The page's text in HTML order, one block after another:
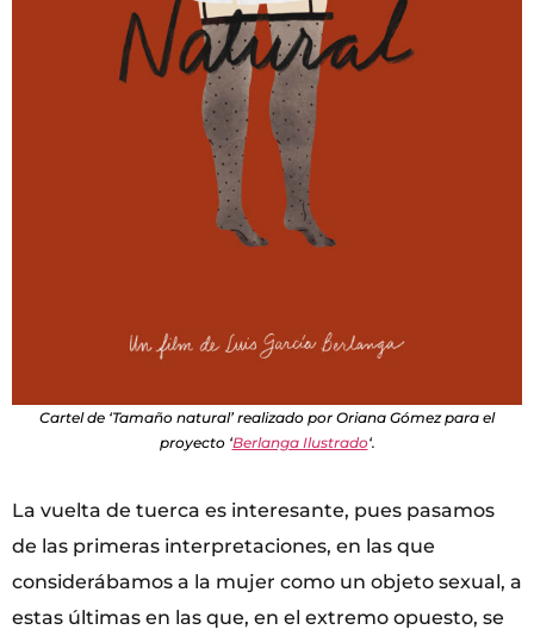
Cartel de ‘Tamaño natural’ realizado por Oriana Gómez para el
proyecto ‘Berlanga Ilustrado‘.
La vuelta de tuerca es interesante, pues pasamos
de las primeras interpretaciones, en las que
considerábamos a la mujer como un objeto sexual, a
estas últimas en las que, en el extremo opuesto, se